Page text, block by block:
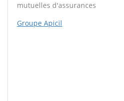
mutuelles d'assurances
Groupe Apicil